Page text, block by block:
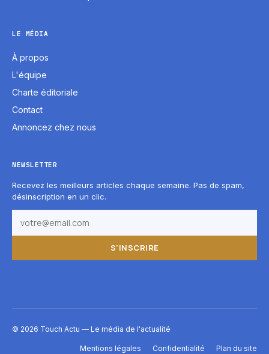
LE MÉDIA
À propos
L'équipe
Charte éditoriale
Contact
Annoncez chez nous
NEWSLETTER
Recevez les meilleurs articles chaque semaine. Pas de spam,
désinscription en un clic.
S'INSCRIRE
© 2026 Touch Actu — Le média de l'actualité
Mentions légales Confidentialité Plan du site